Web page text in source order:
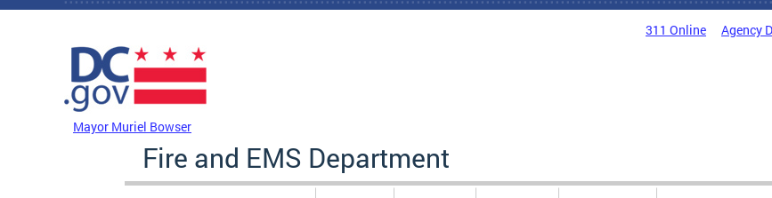
Skip to main content
311 Online Agency
Mayor Muriel Bowser
Fire and EMS Department